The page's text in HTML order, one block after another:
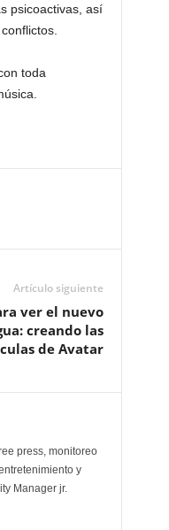
psicoactivas, así
toda
Artículo siguiente
ver el nuevo
creando las
de Avatar
press, monitoreo
y
Manager jr.